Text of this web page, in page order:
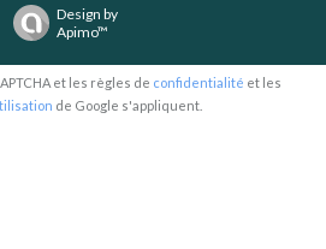
Design by
Apimo™
et les règles de confidentialité et les
de Google s'appliquent.